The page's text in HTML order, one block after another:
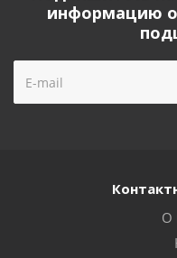
информацию о
О